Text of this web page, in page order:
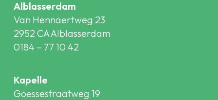
Alblasserdam
Van Hennaertweg 23
2952 CA Alblasserdam
0184 – 77 10 42
Kapelle
Goessestraatweg 19